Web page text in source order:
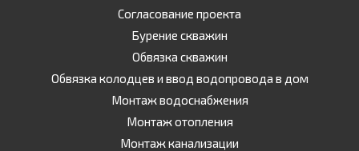
Согласование проекта
Бурение скважин
Обвязка скважин
Обвязка колодцев и ввод водопровода в дом
Монтаж водоснабжения
Монтаж отопления
Монтаж канализации